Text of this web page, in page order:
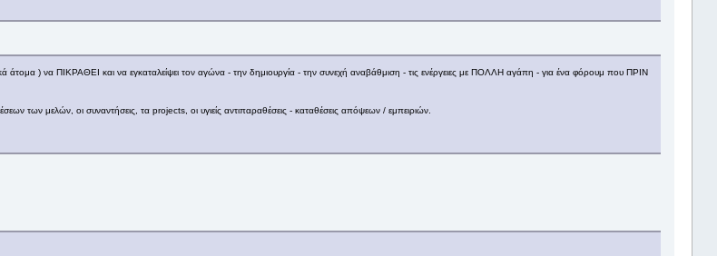
) να ΠΙΚΡΑΘΕΙ και να εγκαταλείψει τον αγώνα - την δημιουργία - την συνεχή αναβάθμιση - τις ενέργειες με ΠΟΛΛΗ αγάπη - για ένα φόρουμ που ΠΡΙΝ
των μελών, οι συναντήσεις, τα projects, οι υγιείς αντιπαραθέσεις - καταθέσεις απόψεων / εμπειριών.